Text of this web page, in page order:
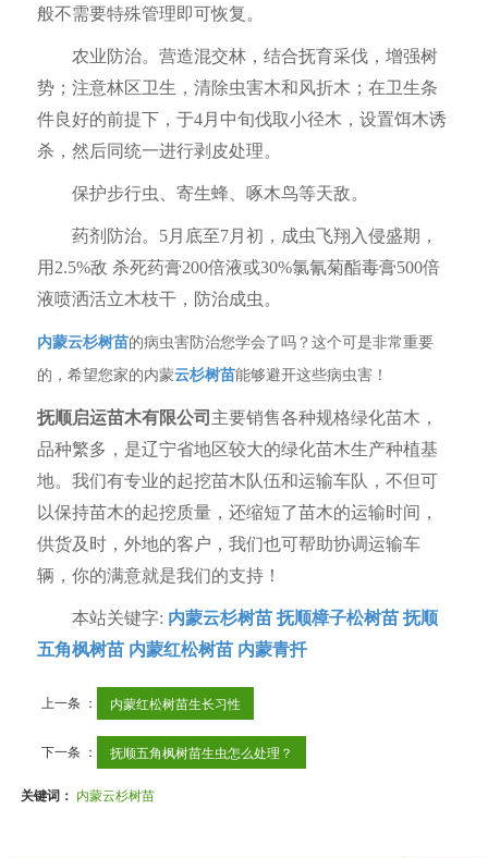
般不需要特殊管理即可恢复。
农业防治。营造混交林，结合抚育采伐，增强树
势；注意林区卫生，清除虫害木和风折木；在卫生条
件良好的前提下，于4月中旬伐取小径木，设置饵木诱
杀，然后同统一进行剥皮处理。
保护步行虫、寄生蜂、啄木鸟等天敌。
药剂防治。5月底至7月初，成虫飞翔入侵盛期，
用2.5%敌 杀死药膏200倍液或30%氯氰菊酯毒膏500倍
液喷洒活立木枝干，防治成虫。
内蒙云杉树苗的病虫害防治您学会了吗？这个可是非常重要
的，希望您家的内蒙云杉树苗能够避开这些病虫害！
抚顺启运苗木有限公司 主要销售各种规格绿化苗木，
品种繁多，是辽宁省地区较大的绿化苗木生产种植基
地。我们有专业的起挖苗木队伍和运输车队，不但可
以保持苗木的起挖质量，还缩短了苗木的运输时间，
供货及时，外地的客户，我们也可帮助协调运输车
辆，你的满意就是我们的支持！
本站关键字: 内蒙云杉树苗 抚顺樟子松树苗 抚顺
五角枫树苗 内蒙红松树苗 内蒙青扦
上一条 ： 内蒙红松树苗生长习性
下一条 ： 抚顺五角枫树苗生虫怎么处理？
关键词： 内蒙云杉树苗